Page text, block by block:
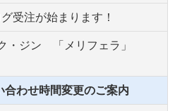
受注が始まります！
・ジン 「メリフェラ」
合わせ時間変更のご案内